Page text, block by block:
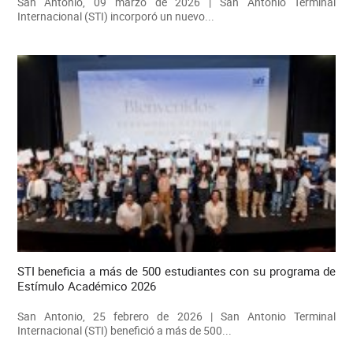
Internacional (STI) incorporó un nuevo...
STI beneficia a más de 500 estudiantes con su programa de
Estímulo Académico 2026
San Antonio, 25 febrero de 2026 | San Antonio Terminal
Internacional (STI) benefició a más de 500...